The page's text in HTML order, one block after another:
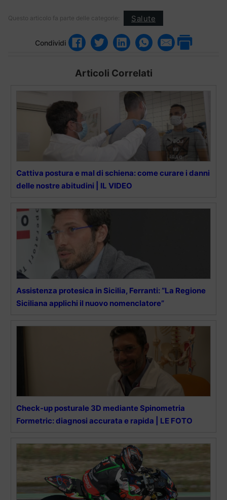
Questo articolo fa parte delle categorie: Salute
Condividi
Articoli Correlati
Cattiva postura e mal di schiena: come curare i danni
delle nostre abitudini | IL VIDEO
Assistenza protesica in Sicilia, Ferranti: “La Regione
Siciliana applichi il nuovo nomenclatore”
Check-up posturale 3D mediante Spinometria
Formetric: diagnosi accurata e rapida | LE FOTO